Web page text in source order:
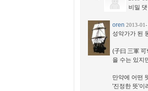
비밀
oren 2013-
성악가가 된
(子曰 三軍
을 수는 있지
만약에 어떤
'진정한 뜻'이